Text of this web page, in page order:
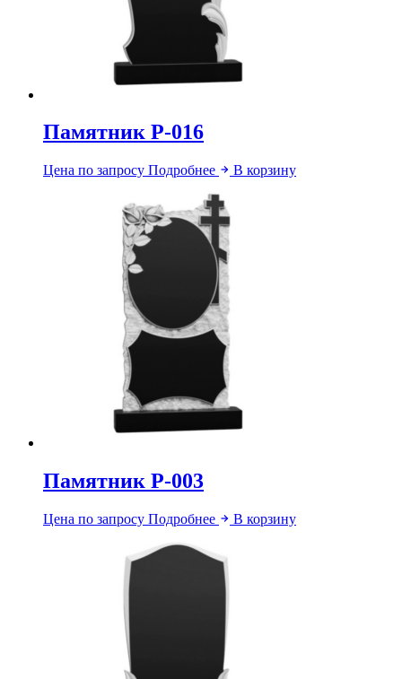
Памятник Р-016
Цена по запросу Подробнее В корзину
Памятник Р-003
Цена по запросу Подробнее В корзину